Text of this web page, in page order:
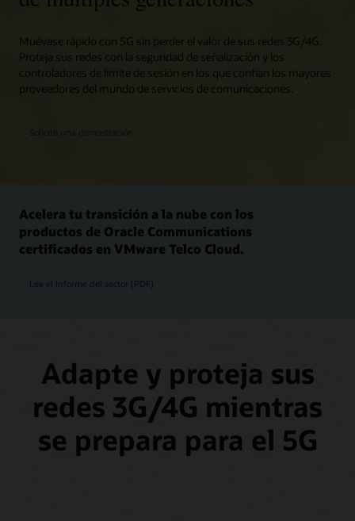
Muévase rápido con 5G sin perder el valor de sus redes 3G/4G.
Proteja sus redes con la seguridad de señalización y los
controladores de límite de sesión en los que confían los mayores
proveedores del mundo de servicios de comunicaciones.
Solicite una demostración
Acelera tu transición a la nube con los
productos de Oracle Communications
certificados en VMware Telco Cloud.
Lee el informe del sector (PDF)
Adapte y proteja sus
redes 3G/4G mientras
se prepara para el 5G